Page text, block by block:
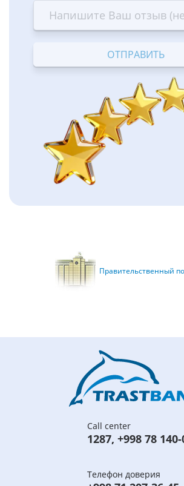
star
Terrible
stars
—
Bad
stars
—
OK
stars
—
Good
—
Правительственный
Call center
1287, +998 78
Телефон доверия